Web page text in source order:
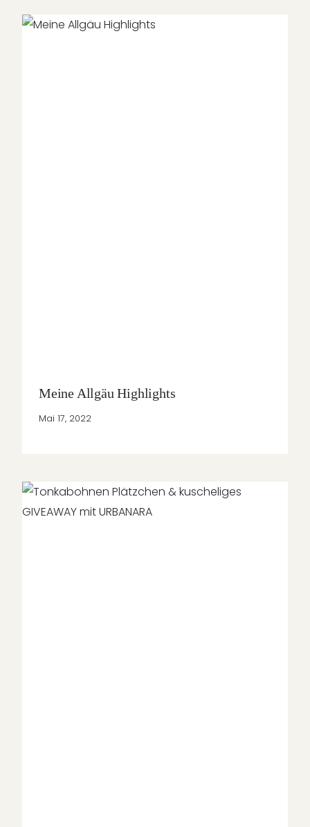
Meine Allgäu Highlights
Mai 17, 2022